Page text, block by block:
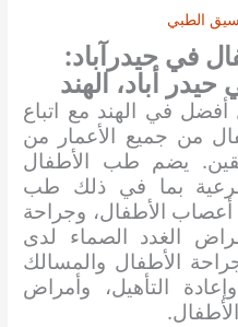
الطبي
في حيدرآباد:
أباد، الهند
أفضل في الهند مع اتباع
من جميع الأعمار من
يضم طب الأطفال
بما في ذلك طب
الأطفال، وجراحة
الغدد الصماء لدى
الأطفال والمسالك
التأهيل، وأمراض